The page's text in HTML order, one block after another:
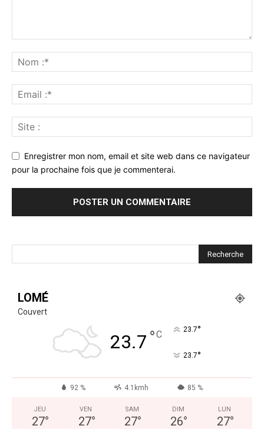
Enregistrer mon nom, email et site web dans ce navigateur
pour la prochaine fois que je commenterai.
LOMÉ
Couvert
23.7 °C 23.7°
23.7°
92 % 4.1kmh 85 %
JEU
27°
VEN
27°
SAM
27°
DIM
26°
LUN
27°